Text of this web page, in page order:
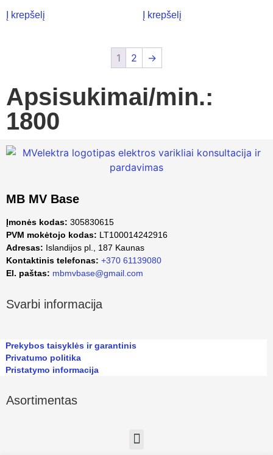
Į krepšelį Į krepšelį
1 2 →
Apsisukimai/min.:
1800
MB MV Base
Įmonės kodas: 305830615
PVM mokėtojo kodas: LT100014242916
Adresas: Islandijos pl., 187 Kaunas
Kontaktinis telefonas: +370 61139080
El. paštas: mbmvbase@gmail.com
Svarbi informacija
Prekybos taisyklės ir garantinis
Privatumo politika
Pristatymo informacija
Asortimentas